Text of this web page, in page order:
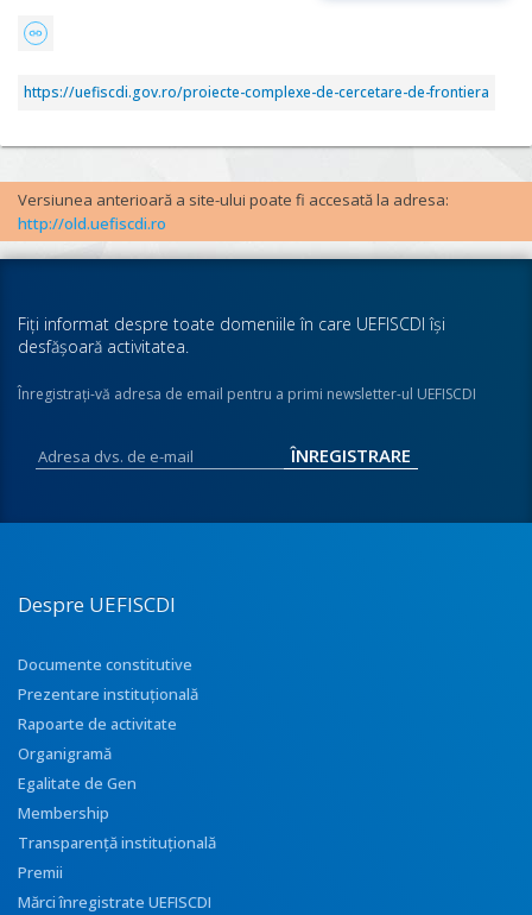
https://uefiscdi.gov.ro/proiecte-complexe-de-cercetare-de-frontiera
Versiunea anterioară a site-ului poate fi accesată la adresa:
http://old.uefiscdi.ro
Fiţi informat despre toate domeniile în care UEFISCDI îşi
desfăşoară activitatea.
Înregistraţi-vă adresa de email pentru a primi newsletter-ul UEFISCDI
Despre UEFISCDI
Documente constitutive
Prezentare instituţională
Rapoarte de activitate
Organigramă
Egalitate de Gen
Membership
Transparenţă instituţională
Premii
Mărci înregistrate UEFISCDI